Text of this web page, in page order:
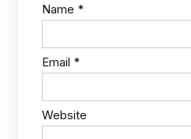
Name *
Email *
Website